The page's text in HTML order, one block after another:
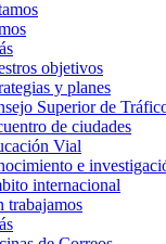
objetivos
y planes
Superior de
de ciudades
Vial
e
internacional
trabajamos